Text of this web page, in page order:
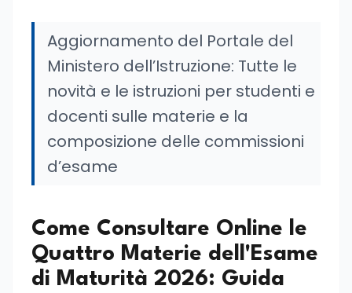
Aggiornamento del Portale del
Ministero dell’Istruzione: Tutte le
novità e le istruzioni per studenti e
docenti sulle materie e la
composizione delle commissioni
d’esame
Come Consultare Online le
Quattro Materie dell'Esame
di Maturità 2026: Guida